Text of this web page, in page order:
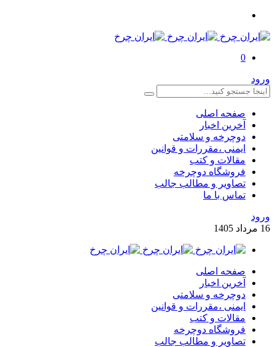
0
ورود
صفحه اصلی
آخرین اخبار
دوچرخه و سلامتی
ایمنی ،مقررات و قوانین
مقالات و کتب
فروشگاه دوچرخه
تصاویر و مطالب جالب
تماس با ما
ورود
16 مرداد 1405
صفحه اصلی
آخرین اخبار
دوچرخه و سلامتی
ایمنی ،مقررات و قوانین
مقالات و کتب
فروشگاه دوچرخه
تصاویر و مطالب جالب